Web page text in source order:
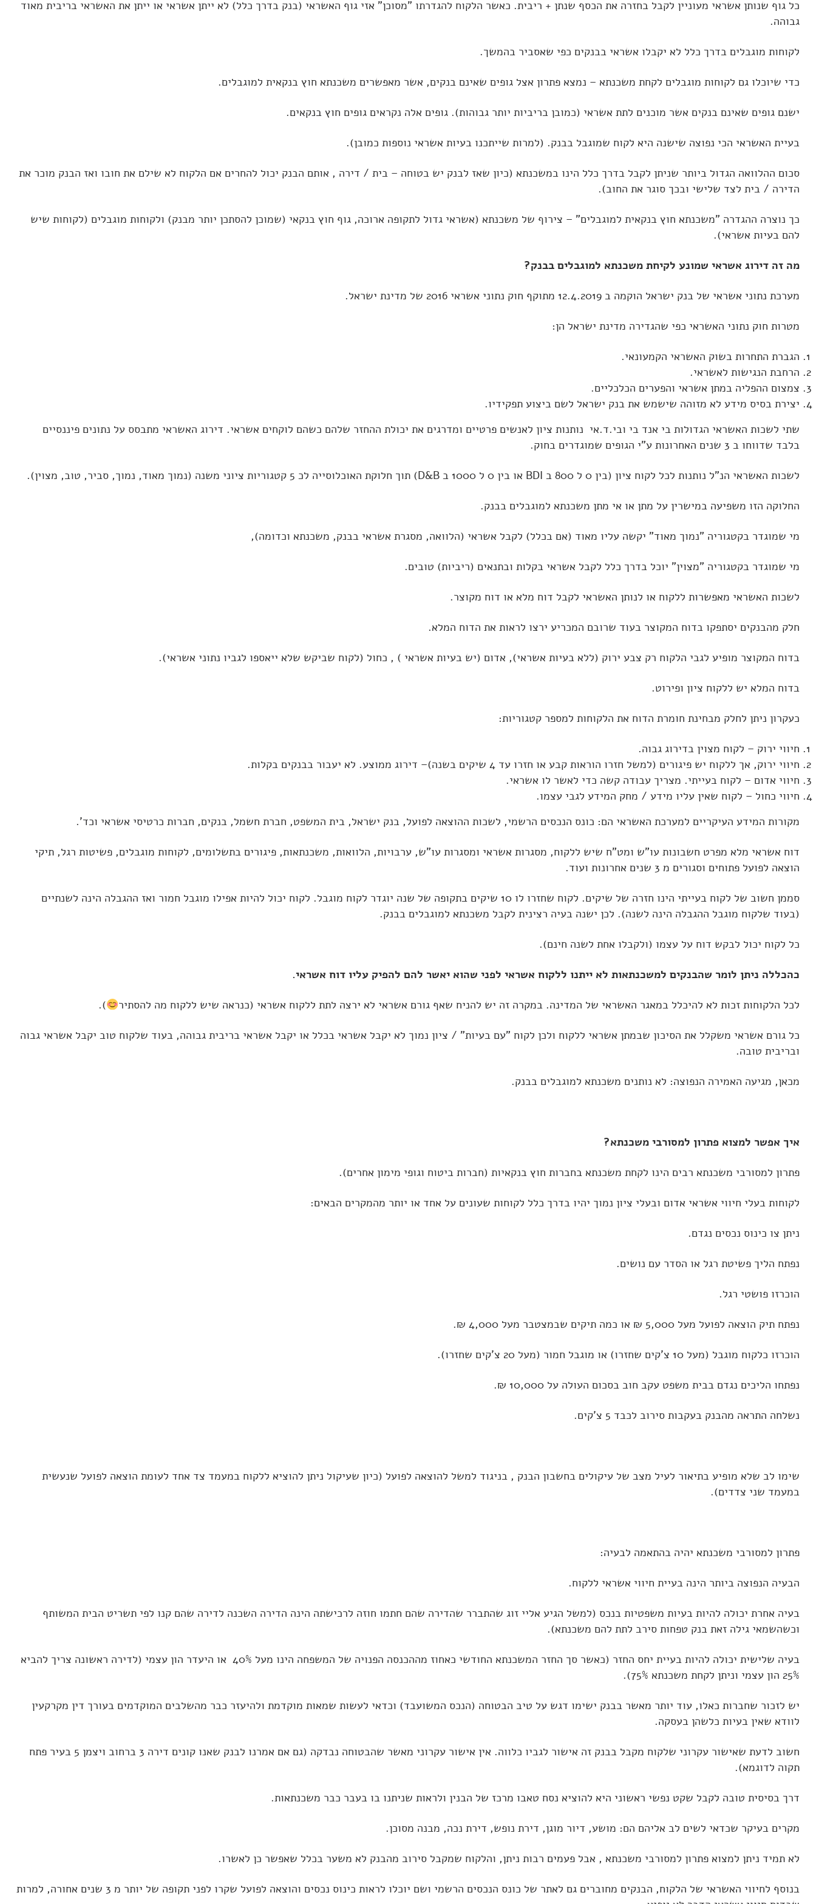
לאישה
חשוב לדעת בתהליך
כל גוף שנותן אשראי מעוניין לקבל בחזרה את הכסף שנתן + ריבית. כאשר הלקוח להגדרתו "מסוכן" אזי גוף האשראי (בנק בדרך כלל) לא ייתן אשראי או ייתן את האשראי בריבית מאוד
גבוהה.
לקוחות מוגבלים בדרך כלל לא יקבלו אשראי בבנקים כפי שאסביר בהמשך.
כדי שיוכלו גם לקוחות מוגבלים לקחת משכנתא – נמצא פתרון אצל גופים שאינם בנקים, אשר מאפשרים משכנתא חוץ בנקאית למוגבלים.
ישנם גופים שאינם בנקים אשר מוכנים לתת אשראי (כמובן בריביות יותר גבוהות). גופים אלה נקראים גופים חוץ בנקאים.
בעיית האשראי הכי נפוצה שישנה היא לקוח שמוגבל בבנק. (למרות שייתכנו בעיות אשראי נוספות כמובן).
סכום ההלוואה הגדול ביותר שניתן לקבל בדרך כלל הינו במשכנתא (כיון שאז לבנק יש בטוחה – בית / דירה , אותם הבנק יכול להחרים אם הלקוח לא שילם את חובו ואז הבנק מוכר את
הדירה / בית לצד שלישי ובכך סוגר את החוב).
כך נוצרה ההגדרה "משכנתא חוץ בנקאית למוגבלים" – צירוף של משכנתא (אשראי גדול לתקופה ארוכה, גוף חוץ בנקאי (שמוכן להסתכן יותר מבנק) ולקוחות מוגבלים (לקוחות שיש
להם בעיות אשראי).
מה זה דירוג אשראי שמונע לקיחת משכנתא למוגבלים בבנק?
מערכת נתוני אשראי של בנק ישראל הוקמה ב 12.4.2019 מתוקף חוק נתוני אשראי 2016 של מדינת ישראל.
מטרות חוק נתוני האשראי כפי שהגדירה מדינת ישראל הן:
הגברת התחרות בשוק האשראי הקמעונאי.
הרחבת הנגישות לאשראי.
צמצום ההפליה במתן אשראי והפערים הכלכליים.
יצירת בסיס מידע לא מזוהה שישמש את בנק ישראל לשם ביצוע תפקידיו.
שתי לשכות האשראי הגדולות בי אנד בי ובי.ד.אי נותנות ציון לאנשים פרטיים ומדרגים את יכולת ההחזר שלהם כשהם לוקחים אשראי. דירוג האשראי מתבסס על נתונים פיננסיים
בלבד שדווחו ב 3 שנים האחרונות ע"י הגופים שמוגדרים בחוק.
לשכות האשראי הנ"ל נותנות לכל לקוח ציון (בין 0 ל 800 ב BDI או בין 0 ל 1000 ב D&B) תוך חלוקת האוכלוסייה לכ 5 קטגוריות ציוני משנה (נמוך מאוד, נמוך, סביר, טוב, מצוין).
החלוקה הזו משפיעה במישרין על מתן או אי מתן משכנתא למוגבלים בבנק.
מי שמוגדר בקטגוריה "נמוך מאוד" יקשה עליו מאוד (אם בכלל) לקבל אשראי (הלוואה, מסגרת אשראי בבנק, משכנתא וכדומה),
מי שמוגדר בקטגוריה "מצוין" יוכל בדרך כלל לקבל אשראי בקלות ובתנאים (ריביות) טובים.
לשכות האשראי מאפשרות ללקוח או לנותן האשראי לקבל דוח מלא או דוח מקוצר.
חלק מהבנקים יסתפקו בדוח המקוצר בעוד שרובם המכריע ירצו לראות את הדוח המלא.
בדוח המקוצר מופיע לגבי הלקוח רק צבע ירוק (ללא בעיות אשראי), אדום (יש בעיות אשראי ) , כחול (לקוח שביקש שלא ייאספו לגביו נתוני אשראי).
בדוח המלא יש ללקוח ציון ופירוט.
כעקרון ניתן לחלק מבחינת חומרת הדוח את הלקוחות למספר קטגוריות:
חיווי ירוק – לקוח מצוין בדירוג גבוה.
חיווי ירוק, אך ללקוח יש פיגורים (למשל חזרו הוראות קבע או חזרו עד 4 שיקים בשנה)– דירוג ממוצע. לא יעבור בבנקים בקלות.
חיווי אדום – לקוח בעייתי. מצריך עבודה קשה כדי לאשר לו אשראי.
חיווי כחול – לקוח שאין עליו מידע / מחק המידע לגבי עצמו.
מקורות המידע העיקריים למערכת האשראי הם: כונס הנכסים הרשמי, לשכות ההוצאה לפועל, בנק ישראל, בית המשפט, חברת חשמל, בנקים, חברות כרטיסי אשראי וכד'.
דוח אשראי מלא מפרט חשבונות עו"ש ומט"ח שיש ללקוח, מסגרות אשראי ומסגרות עו"ש, ערבויות, הלוואות, משכנתאות, פיגורים בתשלומים, לקוחות מוגבלים, פשיטות רגל, תיקי
הוצאה לפועל פתוחים וסגורים מ 3 שנים אחרונות ועוד.
סממן חשוב של לקוח בעייתי הינו חזרה של שיקים. לקוח שחזרו לו 10 שיקים בתקופה של שנה יוגדר לקוח מוגבל. לקוח יכול להיות אפילו מוגבל חמור ואז ההגבלה הינה לשנתיים
(בעוד שלקוח מוגבל ההגבלה הינה לשנה). לכן ישנה בעיה רצינית לקבל משכנתא למוגבלים בבנק.
כל לקוח יכול לבקש דוח על עצמו (ולקבלו אחת לשנה חינם).
כהכללה ניתן לומר שהבנקים למשכנתאות לא ייתנו ללקוח אשראי לפני שהוא יאשר להם להפיק עליו דוח אשראי.
לכל הלקוחות זכות לא להיכלל במאגר האשראי של המדינה. במקרה זה יש להניח שאף גורם אשראי לא ירצה לתת ללקוח אשראי (כנראה שיש ללקוח מה להסתיר ).
כל גורם אשראי משקלל את הסיכון שבמתן אשראי ללקוח ולכן לקוח "עם בעיות" / ציון נמוך לא יקבל אשראי בכלל או יקבל אשראי בריבית גבוהה, בעוד שלקוח טוב יקבל אשראי גבוה
ובריבית טובה.
מכאן, מגיעה האמירה הנפוצה: לא נותנים משכנתא למוגבלים בבנק.
איך אפשר למצוא פתרון למסורבי משכנתא?
פתרון למסורבי משכנתא רבים הינו לקחת משכנתא בחברות חוץ בנקאיות (חברות ביטוח וגופי מימון אחרים).
לקוחות בעלי חיווי אשראי אדום ובעלי ציון נמוך יהיו בדרך כלל לקוחות שעונים על אחד או יותר מהמקרים הבאים:
ניתן צו כינוס נכסים נגדם.
נפתח הליך פשיטת רגל או הסדר עם נושים.
הוכרזו פושטי רגל.
נפתח תיק הוצאה לפועל מעל 5,000 ₪ או כמה תיקים שבמצטבר מעל 4,000 ₪.
הוכרזו כלקוח מוגבל (מעל 10 צ'קים שחזרו) או מוגבל חמור (מעל 20 צ'קים שחזרו).
נפתחו הליכים נגדם בבית משפט עקב חוב בסכום העולה על 10,000 ₪.
נשלחה התראה מהבנק בעקבות סירוב לכבד 5 צ'קים.
שימו לב שלא מופיע בתיאור לעיל מצב של עיקולים בחשבון הבנק , בניגוד למשל להוצאה לפועל (כיון שעיקול ניתן להוציא ללקוח במעמד צד אחד לעומת הוצאה לפועל שנעשית
במעמד שני צדדים).
פתרון למסורבי משכנתא יהיה בהתאמה לבעיה:
הבעיה הנפוצה ביותר הינה בעיית חיווי אשראי ללקוח.
בעיה אחרת יכולה להיות בעיות משפטיות בנכס (למשל הגיע אליי זוג שהתברר שהדירה שהם חתמו חוזה לרכישתה הינה הדירה השכנה לדירה שהם קנו לפי תשריט הבית המשותף
וכשהשמאי גילה זאת בנק טפחות סירב לתת להם משכנתא).
בעיה שלישית יכולה להיות בעיית יחס החזר (כאשר סך החזר המשכנתא החודשי כאחוז מההכנסה הפנויה של המשפחה הינו מעל 40% או היעדר הון עצמי (לדירה ראשונה צריך להביא
25% הון עצמי וניתן לקחת משכנתא 75%).
יש לזכור שחברות כאלו, עוד יותר מאשר בבנק ישימו דגש על טיב הבטוחה (הנכס המשועבד) וכדאי לעשות שמאות מוקדמת ולהיעזר כבר מהשלבים המוקדמים בעורך דין מקרקעין
לוודא שאין בעיות כלשהן בעסקה.
חשוב לדעת שאישור עקרוני שלקוח מקבל בבנק זה אישור לגביו כלווה. אין אישור עקרוני מאשר שהבטוחה נבדקה (גם אם אמרנו לבנק שאנו קונים דירה 3 ברחוב ויצמן 5 בעיר פתח
תקוה לדוגמא).
דרך בסיסית טובה לקבל שקט נפשי ראשוני היא להוציא נסח טאבו מרכז של הבנין ולראות שניתנו בו בעבר כבר משכנתאות.
מקרים בעיקר שכדאי לשים לב אליהם הם: מושע, דיור מוגן, דירת נופש, דירת נכה, מבנה מסוכן.
לא תמיד ניתן למצוא פתרון למסורבי משכנתא , אבל פעמים רבות ניתן, והלקוח שמקבל סירוב מהבנק לא משער בכלל שאפשר כן לאשרו.
בנוסף לחיווי האשראי של הלקוח, הבנקים מחוברים גם לאתר של כונס הנכסים הרשמי ושם יוכלו לראות כינוס נכסים והוצאה לפועל שקרו לפני תקופה של יותר מ 3 שנים אחורה, למרות